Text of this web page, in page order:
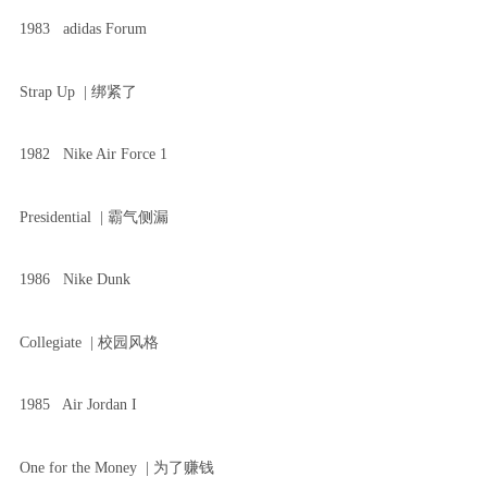
1983 adidas Forum
Strap Up | 绑紧了
1982 Nike Air Force 1
Presidential | 霸气侧漏
1986 Nike Dunk
Collegiate | 校园风格
1985 Air Jordan I
One for the Money | 为了赚钱